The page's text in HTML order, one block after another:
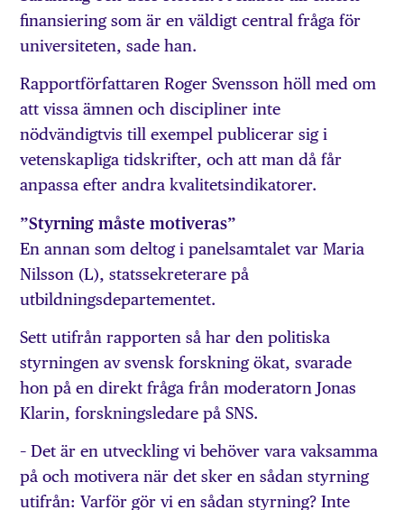
finansiering som är en väldigt central fråga för
universiteten, sade han.
Rapportförfattaren Roger Svensson höll med om
att vissa ämnen och discipliner inte
nödvändigtvis till exempel publicerar sig i
vetenskapliga tidskrifter, och att man då får
anpassa efter andra kvalitetsindikatorer.
”Styrning måste motiveras”
En annan som deltog i panelsamtalet var Maria
Nilsson (L), statssekreterare på
utbildningsdepartementet.
Sett utifrån rapporten så har den politiska
styrningen av svensk forskning ökat, svarade
hon på en direkt fråga från moderatorn Jonas
Klarin, forskningsledare på SNS.
– Det är en utveckling vi behöver vara vaksamma
på och motivera när det sker en sådan styrning
utifrån: Varför gör vi en sådan styrning? Inte